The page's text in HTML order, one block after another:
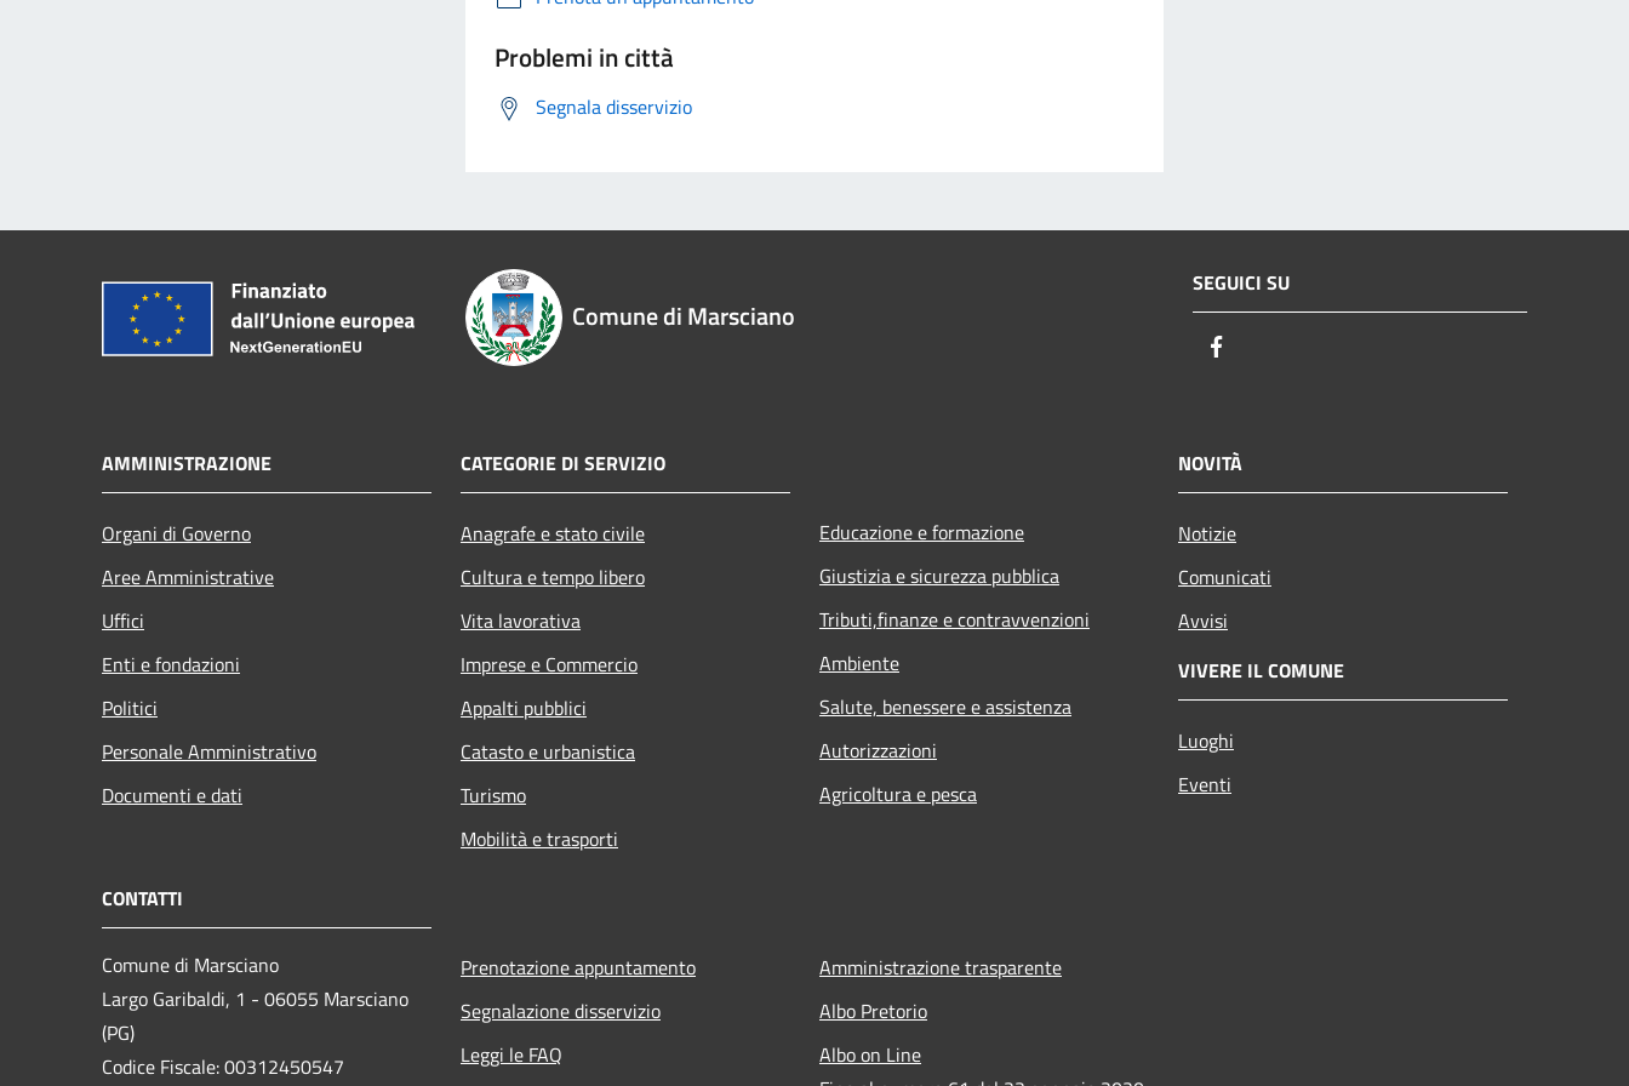
Problemi in città
Segnala disservizio
Comune di Marsciano
SEGUICI SU
AMMINISTRAZIONE
Organi di Governo
Aree Amministrative
Uffici
Enti e fondazioni
Politici
Personale Amministrativo
Documenti e dati
CATEGORIE DI SERVIZIO
Anagrafe e stato civile
Cultura e tempo libero
Vita lavorativa
Imprese e Commercio
Appalti pubblici
Catasto e urbanistica
Turismo
Mobilità e trasporti
Educazione e formazione
Giustizia e sicurezza pubblica
Tributi,finanze e contravvenzioni
Ambiente
Salute, benessere e assistenza
Autorizzazioni
Agricoltura e pesca
NOVITÀ
Notizie
Comunicati
Avvisi
VIVERE IL COMUNE
Luoghi
Eventi
CONTATTI
Comune di Marsciano
Largo Garibaldi, 1 - 06055 Marsciano
(PG)
Codice Fiscale: 00312450547
Prenotazione appuntamento
Segnalazione disservizio
Leggi le FAQ
Amministrazione trasparente
Albo Pretorio
Albo on Line